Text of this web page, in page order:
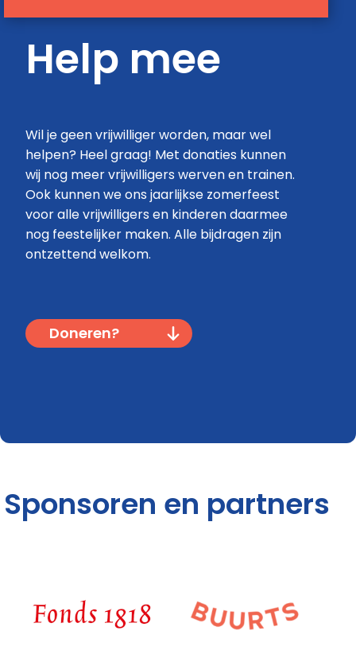
Help mee
Wil je geen vrijwilliger worden, maar wel
helpen? Heel graag! Met donaties kunnen
wij nog meer vrijwilligers werven en trainen.
Ook kunnen we ons jaarlijkse zomerfeest
voor alle vrijwilligers en kinderen daarmee
nog feestelijker maken. Alle bijdragen zijn
ontzettend welkom.
Doneren?
Sponsoren en partners